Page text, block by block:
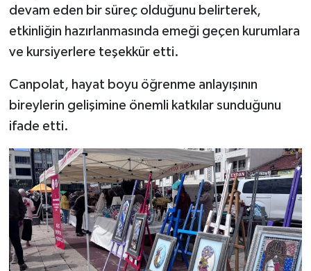
devam eden bir süreç olduğunu belirterek,
etkinliğin hazırlanmasında emeği geçen kurumlara
ve kursiyerlere teşekkür etti.
Canpolat, hayat boyu öğrenme anlayışının
bireylerin gelişimine önemli katkılar sunduğunu
ifade etti.